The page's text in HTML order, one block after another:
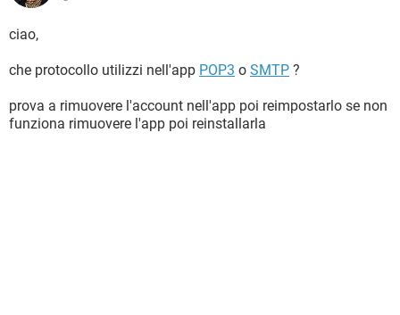
ciao,
che protocollo utilizzi nell'app POP3 o SMTP ?
prova a rimuovere l'account nell'app poi reimpostarlo se non
funziona rimuovere l'app poi reinstallarla